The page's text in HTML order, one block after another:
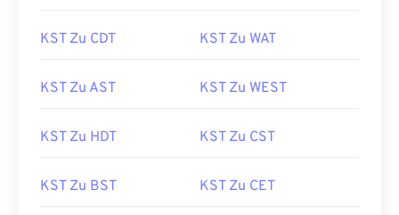
KST Zu CDT KST Zu WAT
KST Zu AST KST Zu WEST
KST Zu HDT KST Zu CST
KST Zu BST KST Zu CET